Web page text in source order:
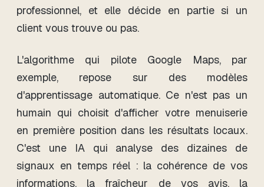
professionnel, et elle décide en partie si un
client vous trouve ou pas.
L'algorithme qui pilote Google Maps, par
exemple, repose sur des modèles
d'apprentissage automatique. Ce n'est pas un
humain qui choisit d'afficher votre menuiserie
en première position dans les résultats locaux.
C'est une IA qui analyse des dizaines de
signaux en temps réel : la cohérence de vos
informations, la fraîcheur de vos avis, la